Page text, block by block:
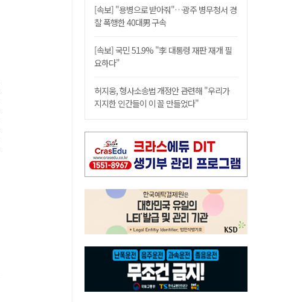
[속보] "용병으로 받아줘"…광주 병무청서 경
찰 폭행한 40대男 구속
[속보] 국민 51.9% "李 대통령 재판 재개 필
요하다"
허지웅, 형사소송법 개정안 관련해 "우리가
지지한 인간들이 이 꼴 만들었다"